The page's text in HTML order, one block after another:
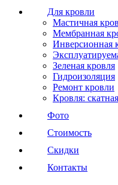
Для кровли
Мастичная
Мембранная
Инверсионная
Зеленая кровля
Гидроизоляция
Ремонт кровли
Кровля:
Фото
Стоимость
Скидки
Контакты